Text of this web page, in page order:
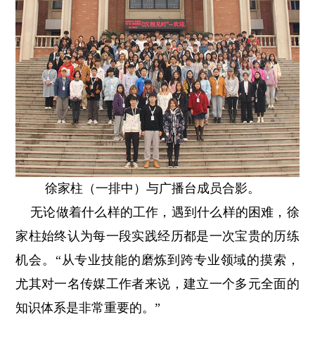
徐家柱（一排中）与广播台成员合影。
无论做着什么样的工作，遇到什么样的困难，徐
家柱始终认为每一段实践经历都是一次宝贵的历练
机会。“从专业技能的磨炼到跨专业领域的摸索，
尤其对一名传媒工作者来说，建立一个多元全面的
知识体系是非常重要的。”